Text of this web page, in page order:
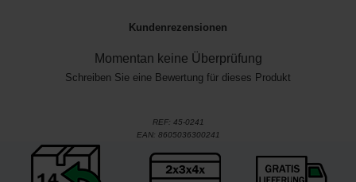
Kundenrezensionen
Momentan keine Überprüfung
Schreiben Sie eine Bewertung für dieses Produkt
REF: 45-0241
EAN: 8605036300241